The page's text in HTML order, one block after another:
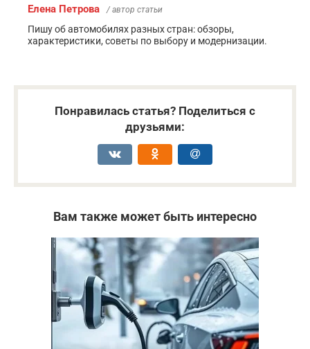
Елена Петрова / автор статьи
Пишу об автомобилях разных стран: обзоры,
характеристики, советы по выбору и модернизации.
Понравилась статья? Поделиться с
друзьями:
Вам также может быть интересно